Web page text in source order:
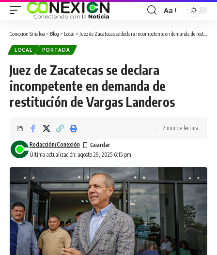
Aa
Conexion Sinaloa > Blog > Local > Juez de Zacatecas se declara incompetente en demanda de restitución de Vargas Landeros
LOCAL PORTADA
Juez de Zacatecas se declara
incompetente en demanda de
restitución de Vargas Landeros
Última actualización: agosto 29, 2025 6:15 pm
Redacción/Conexión
2 min de lectura.